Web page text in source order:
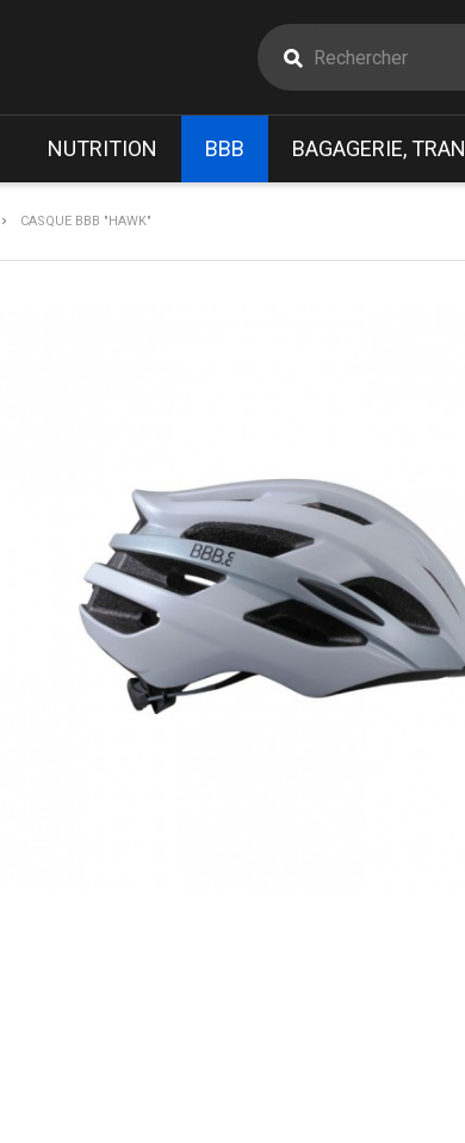
NUTRITION BBB BAGAGERIE,
CASQUE BBB "HAWK"